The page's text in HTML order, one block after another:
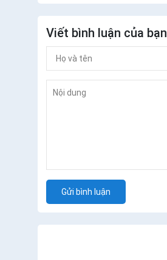
Viết bình luận của bạn
Gửi bình luận